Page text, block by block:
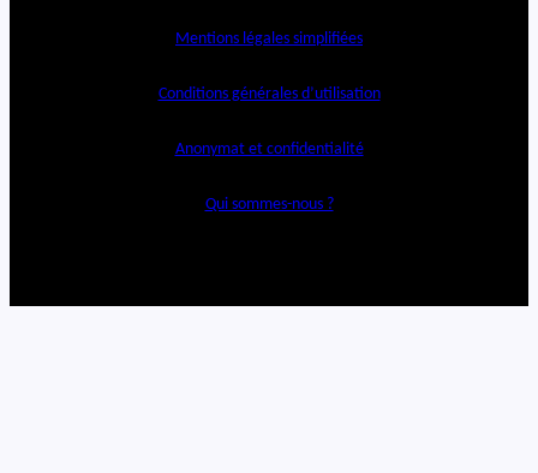
Mentions légales simplifiées
Conditions générales d’utilisation
Anonymat et confidentialité
Qui sommes-nous ?